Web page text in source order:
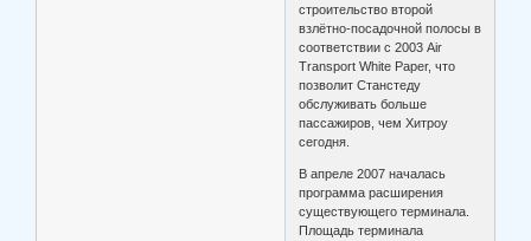
строительство второй
взлётно-посадочной полосы в
соответствии с 2003 Air
Transport White Paper, что
позволит Станстеду
обслуживать больше
пассажиров, чем Хитроу
сегодня.
В апреле 2007 началась
программа расширения
существующего терминала.
Площадь терминала